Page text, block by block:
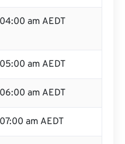
04:00 am AEDT
05:00 am AEDT
06:00 am AEDT
07:00 am AEDT